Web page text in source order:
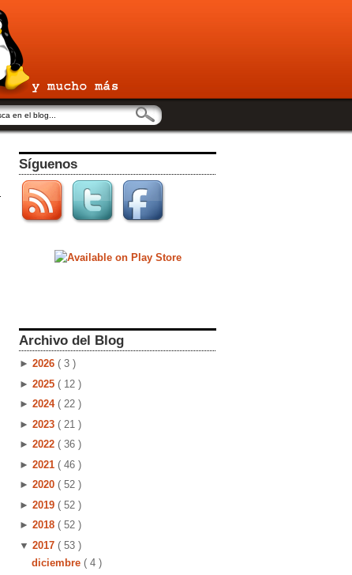
Síguenos
Archivo del Blog
► 2026 ( 3 )
► 2025 ( 12 )
► 2024 ( 22 )
► 2023 ( 21 )
► 2022 ( 36 )
► 2021 ( 46 )
► 2020 ( 52 )
► 2019 ( 52 )
► 2018 ( 52 )
▼ 2017 ( 53 )
diciembre ( 4 )